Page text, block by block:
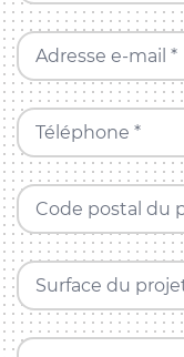
Adresse e-mail *
Téléphone *
Code postal du
Surface du